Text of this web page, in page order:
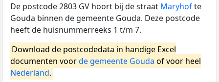
De postcode 2803 GV hoort bij de straat Maryhofte
Gouda binnen de gemeente Gouda. Deze postcode
heeft de huisnummerreeks 1 t/m 7.
Download de postcodedata in handige Excel
documenten voorde gemeente Gouda of voor heel
Nederland.